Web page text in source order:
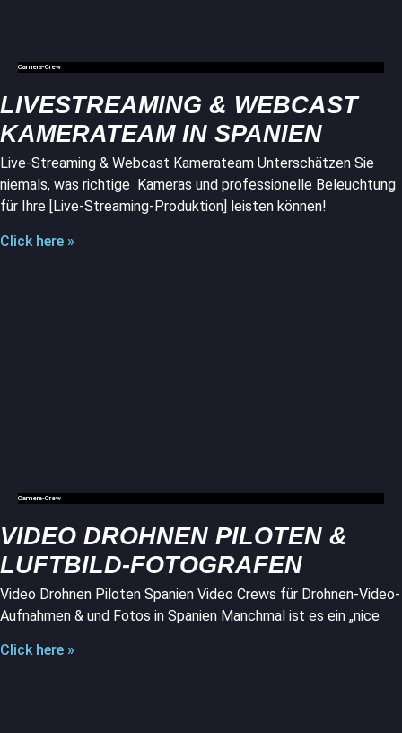
Camera-Crew
LIVESTREAMING & WEBCAST
KAMERATEAM IN SPANIEN
Live-Streaming & Webcast Kamerateam Unterschätzen Sie
niemals, was richtige Kameras und professionelle Beleuchtung
für Ihre [Live-Streaming-Produktion] leisten können!
Click here »
Camera-Crew
VIDEO DROHNEN PILOTEN &
LUFTBILD-FOTOGRAFEN
Video Drohnen Piloten Spanien Video Crews für Drohnen-Video-
Aufnahmen & und Fotos in Spanien Manchmal ist es ein „nice
Click here »